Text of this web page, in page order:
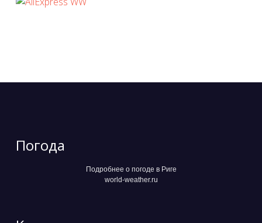
Погода
Подробнее о погоде в Риге
world-weather.ru